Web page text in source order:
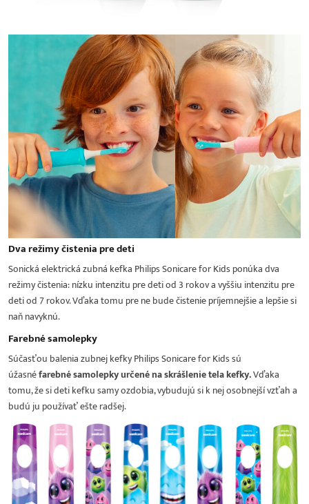
Dva režimy čistenia pre deti
Sonická elektrická zubná kefka Philips Sonicare for Kids ponúka dva
režimy čistenia: nízku intenzitu pre deti od 3 rokov a vyššiu intenzitu pre
deti od 7 rokov. Vďaka tomu pre ne bude čistenie príjemnejšie a lepšie si
naň navyknú.
Farebné samolepky
Súčasťou balenia zubnej kefky Philips Sonicare for Kids sú
úžasnéfarebné samolepky určené na skrášlenie tela kefky.Vďaka
tomu, že si deti kefku samy ozdobia, vybudujú si k nej osobnejší vzťah a
budú ju používať ešte radšej.